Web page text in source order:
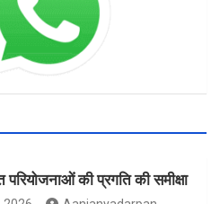
g e
परियोजनाओं की प्रगति की समीक्षा